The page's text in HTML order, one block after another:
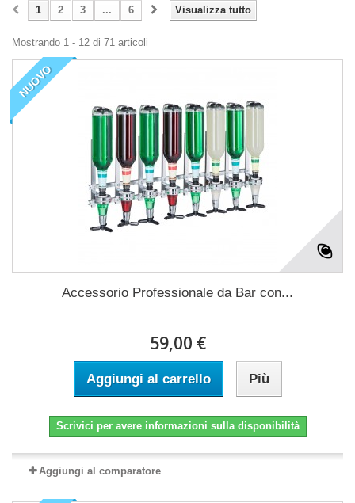
Visualizza tutto
1 2 3 ... 6
Mostrando 1 - 12 di 71 articoli
NUOVO
Accessorio Professionale da Bar con...
59,00 €
Aggiungi al carrello Più
Scrivici per avere informazioni sulla disponibilità
Aggiungi al comparatore